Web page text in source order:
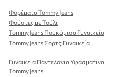
Φορέματα Tommy Jeans
Φούστες με Τούλι
Tommy Jeans Πουκάμισα Γυναικεία
Tommy Jeans Σορτς Γυναικεία
Γυναικεια Παντελονια Υφασματινα
Tommy Jeans